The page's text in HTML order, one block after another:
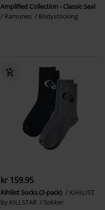
Amplified Collection - Classic Seal
Ramones
Bodystocking
kr 159.95
Kihilist Socks (2-pack)
KIHILIST
by KILLSTAR
Sokker